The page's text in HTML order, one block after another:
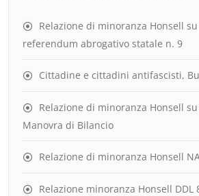
Relazione di minoranza Honsell
referendum abrogativo statale n. 9
Cittadine e cittadini antifascisti,
Relazione di minoranza Honsell
Manovra di Bilancio
Relazione di minoranza Honsell
Relazione minoranza Honsell DDL